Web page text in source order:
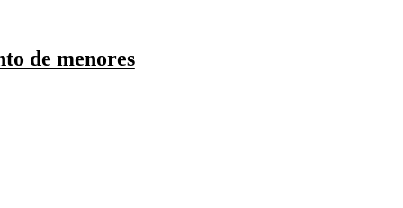
de menores